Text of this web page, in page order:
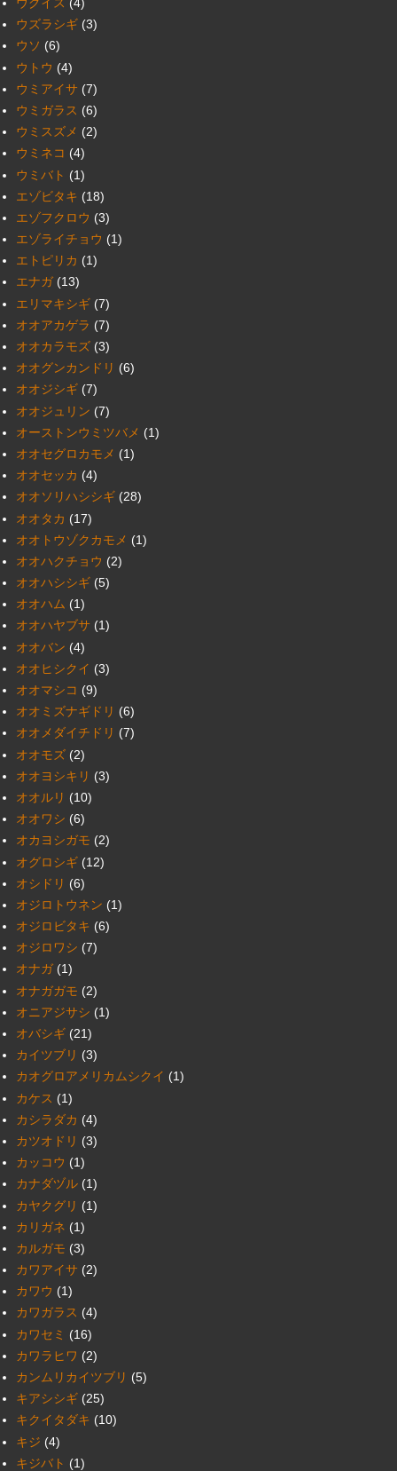
ウズラシギ (3)
ウソ (6)
ウトウ (4)
ウミアイサ (7)
ウミガラス (6)
ウミスズメ (2)
ウミネコ (4)
ウミバト (1)
エゾビタキ (18)
エゾフクロウ (3)
エゾライチョウ (1)
エトピリカ (1)
エナガ (13)
エリマキシギ (7)
オオアカゲラ (7)
オオカラモズ (3)
オオグンカンドリ (6)
オオジシギ (7)
オオジュリン (7)
オーストンウミツバメ (1)
オオセグロカモメ (1)
オオセッカ (4)
オオソリハシシギ (28)
オオタカ (17)
オオトウゾクカモメ (1)
オオハクチョウ (2)
オオハシシギ (5)
オオハム (1)
オオハヤブサ (1)
オオバン (4)
オオヒシクイ (3)
オオマシコ (9)
オオミズナギドリ (6)
オオメダイチドリ (7)
オオモズ (2)
オオヨシキリ (3)
オオルリ (10)
オオワシ (6)
オカヨシガモ (2)
オグロシギ (12)
オシドリ (6)
オジロトウネン (1)
オジロビタキ (6)
オジロワシ (7)
オナガ (1)
オナガガモ (2)
オニアジサシ (1)
オバシギ (21)
カイツブリ (3)
カオグロアメリカムシクイ (1)
カケス (1)
カシラダカ (4)
カツオドリ (3)
カッコウ (1)
カナダヅル (1)
カヤクグリ (1)
カリガネ (1)
カルガモ (3)
カワアイサ (2)
カワウ (1)
カワガラス (4)
カワセミ (16)
カワラヒワ (2)
カンムリカイツブリ (5)
キアシシギ (25)
キクイタダキ (10)
キジ (4)
キジバト (1)